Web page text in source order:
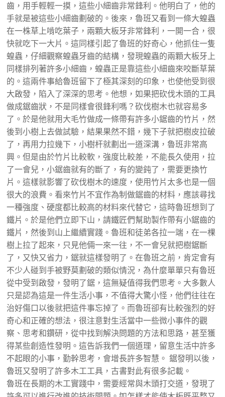
齒，用手輕輕一摸，這些小細齒非常鋒利。他明白了，他的
手就是被這些小細齒劃破的。後來，魯班又看到一條大蝗蟲
在一株草上啃吃葉子，兩顆大板牙非常鋒利，一開一合，很
快就吃下一大片。這同樣引起了魯班的好奇心，他抓住一隻
蝗蟲，仔細觀察蝗蟲牙齒的結構，發現蝗蟲的兩顆大板牙上
同樣排列著許多小細齒，蝗蟲正是靠這些小細齒來咬斷草葉
的。這兩件事給魯班留下了極其深刻的印象，也使他受到很
大啟發，陷入了深深的思考。他想，如果把砍伐木頭的工具
做成鋸齒狀，不是同樣會很鋒利嗎？砍伐樹木也就容易多
了。於是他就用大毛竹做成一條帶有許多小鋸齒的竹片，然
後到小樹上去做試驗，結果果然不錯，幾下子就把樹皮拉破
了，再用力拉幾下，小樹杆就劃出一道深溝，魯班非常高
興。但是由於竹片比較軟，強度比較差，不能長久使用，拉
了一會兒，小鋸齒就有的斷了，有的變鈍了，需要更換竹
片。這樣就影響了砍伐樹木的速度，使用竹片太多也是一個
很大的浪費。看來竹片不宜作為制做鋸齒的材料，應該尋找
一種強度、硬度都比較高的材料來代替它，這時魯班想到了
鐵片。於是他們立即下山，請鐵匠們幫助製作帶有小鋸齒的
鐵片，然後到山上繼續實踐。魯班和徒弟各拉一端，在一棵
樹上拉了起來，只見他倆一來一往，不一會兒就把樹鋸斷
了，又快又省力，鋸就這樣發明了。在魯班之前，肯定會有
不少人碰到手被野莫劃破的類似情況，為什麼單單只有魯班
從中受到啟發，發明了鋸，這無疑值得我們思考。大多數人
只是認為這是一件生活小事，不值得大驚小怪，他們往往在
治好傷口以後就把這件事忘掉了。而魯班卻有比較強烈的好
奇心和正確的想法，很注意對生活當中一些微小事件的觀
察、思考和鑽研，從中找到解決問題的方法和思路，甚至獲
得某些創造性發明。這告訴我們一個道理，留意生活中許多
不起眼的小事，勤幹思考，會增長許多智慧。 鋸發明以後，
魯班又發明了許多木工工具，古書對此有很多記載。
魯班在長期的木工實踐中，需要經常與木頭打交道，發現了